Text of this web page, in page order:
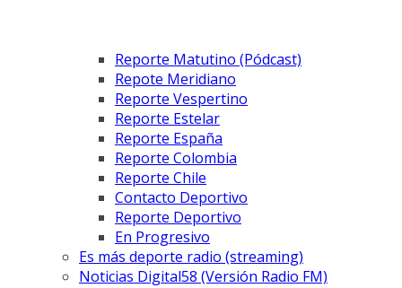
Reporte Matutino (Pódcast)
Repote Meridiano
Reporte Vespertino
Reporte Estelar
Reporte España
Reporte Colombia
Reporte Chile
Contacto Deportivo
Reporte Deportivo
En Progresivo
Es más deporte radio (streaming)
Noticias Digital58 (Versión Radio FM)